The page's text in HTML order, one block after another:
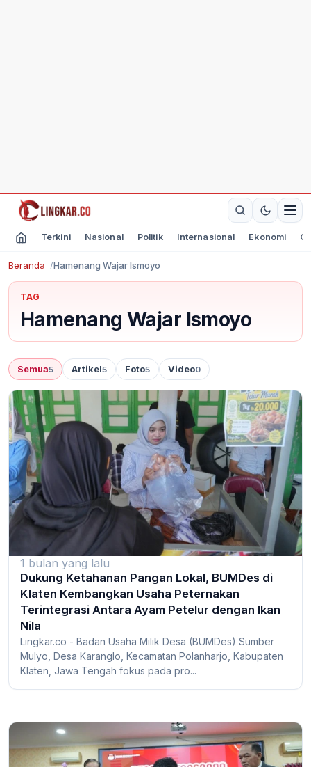
Terkini Nasional Politik Internasional Ekonomi
Beranda Hamenang Wajar Ismoyo
TAG
Hamenang Wajar Ismoyo
Semua5 Artikel5 Foto5 Video0
1 bulan yang lalu
Dukung Ketahanan Pangan Lokal, BUMDes di
Klaten Kembangkan Usaha Peternakan
Terintegrasi Antara Ayam Petelur dengan Ikan
Nila
Lingkar.co - Badan Usaha Milik Desa (BUMDes) Sumber
Mulyo, Desa Karanglo, Kecamatan Polanharjo, Kabupaten
Klaten, Jawa Tengah fokus pada pro...